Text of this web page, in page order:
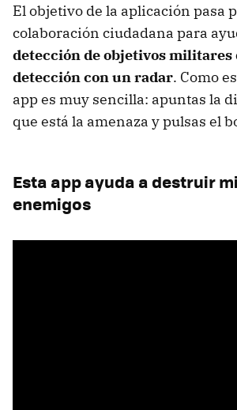
El objetivo de la aplicación pasa
colaboración ciudadana para
detección de objetivos militares
detección con un radar. Como
app es muy sencilla: apuntas la
que está la amenaza y pulsas el
Esta app ayuda a destruir
enemigos